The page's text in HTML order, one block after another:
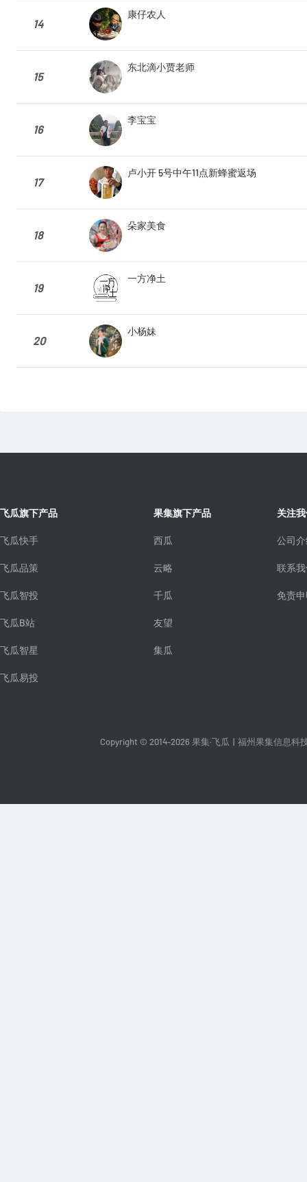
14
康仔农人
15
东北滴小贾老师
16
李宝宝
17
卢小开 5号中午11点新蜂蜜返场
18
朵家美食
19
一方净土
20
小杨妹
飞瓜旗下产品
飞瓜快手
飞瓜品策
飞瓜智投
飞瓜B站
飞瓜智星
飞瓜易投
果集旗下产品
西瓜
云略
千瓜
友望
集瓜
关注
公司
联系
免责
Copyright © 2014-2026 果集·飞瓜 福州果集信息科